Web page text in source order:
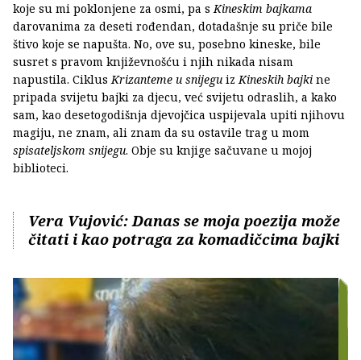
koje su mi poklonjene za osmi, pa sKineskim bajkama
darovanima za deseti rođendan, dotadašnje su priče bile
štivo koje se napušta. No, ove su, posebno kineske, bile
susret s pravom književnošću i njih nikada nisam
napustila. CiklusKrizanteme u snijegu izKineskih bajki ne
pripada svijetu bajki za djecu, već svijetu odraslih, a kako
sam, kao desetogodišnja djevojčica uspijevala upiti njihovu
magiju, ne znam, ali znam da su ostavile trag u mom
spisateljskom snijegu. Obje su knjige sačuvane u mojoj
biblioteci.
Vera Vujović: Danas se moja poezija može
čitati i kao potraga za komadičcima bajki